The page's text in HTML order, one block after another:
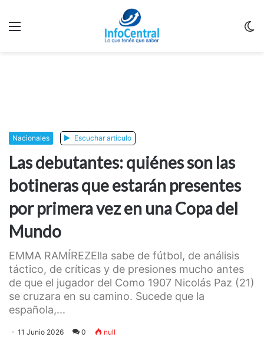
Nacionales Escuchar artículo
Las debutantes: quiénes son las
botineras que estarán presentes
por primera vez en una Copa del
Mundo
EMMA RAMÍREZElla sabe de fútbol, de análisis
táctico, de críticas y de presiones mucho antes
de que el jugador del Como 1907 Nicolás Paz (21)
se cruzara en su camino. Sucede que la
española,...
11 Junio 2026 0 null